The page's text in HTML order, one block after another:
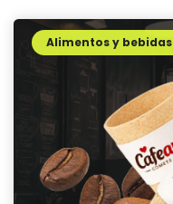
Alimentos y bebidas